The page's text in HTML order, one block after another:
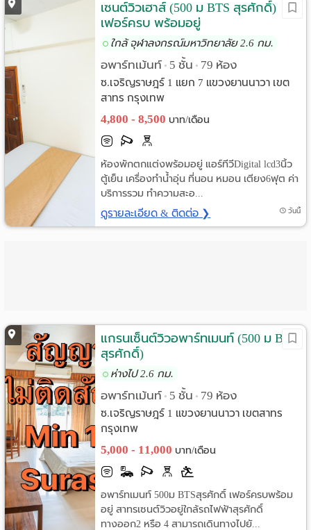
เซนต์วิวเฮาส์ (500 ม BTS สุรศักดิ์)
เฟอร์ครบ พร้อมอยู่
ใกล้ จุฬาลงกรณ์มหาวิทยาลัย 2.6 กม.
อพาร์ทเม้นท์ • 5 ชั้น • 79 ห้อง
ซ.เจริญราษฎร์ 1 แยก 7 แขวงยานนาวา เขต
สาทร กรุงเทพ
4,800 - 8,500 บาท/เดือน
ห้องพักตกแต่งพร้อมอยู่ แอร์ทีวีDigital lcd3นิ้ว
ตู้เย็น เครื่องทำน้ำอุ่น ที่นอน หมอน เตียง6ฟุต ค่า
บริการรวม ทำความสะอ...
ดูรายละเอียด & ติดต่อ ❯ วันนี้
แกรนเซ็นต์วิวอพาร์ทเมนท์ (500 ม BTS
สุรศักดิ์)
ห่างไป 2.6 กม.
อพาร์ทเม้นท์ • 5 ชั้น • 79 ห้อง
ซ.เจริญราษฎร์ 1 แขวงยานนาวา เขตสาทร
กรุงเทพ
5,000 - 11,000 บาท/เดือน
อพาร์ทเมนท์ 500ม BTSสุรศักดิ์ เฟอร์ครบพร้อม
อยู่ สาทรเซนต์วิวอยู่ใกล้รถไฟฟ้าสุรศักดิ์
ทางออก2 หรือ 4 สามารถเดินทางไปยั...